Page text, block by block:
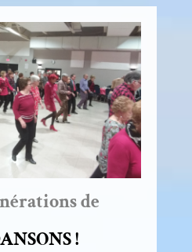
de
!